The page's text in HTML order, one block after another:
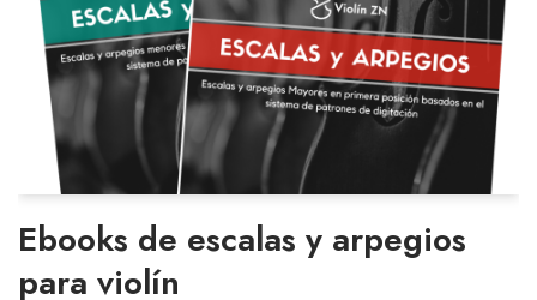
Ebooks de escalas y arpegios
para violín